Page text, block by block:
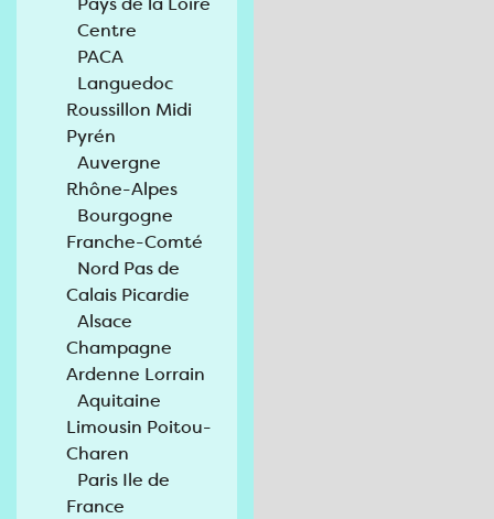
Centre
PACA
Languedoc
Roussillon Midi
Pyrén
Auvergne
Rhône-Alpes
Bourgogne
Franche-Comté
Nord Pas de
Calais Picardie
Alsace
Champagne
Ardenne Lorrain
Aquitaine
Limousin Poitou-
Charen
Paris Ile de
France